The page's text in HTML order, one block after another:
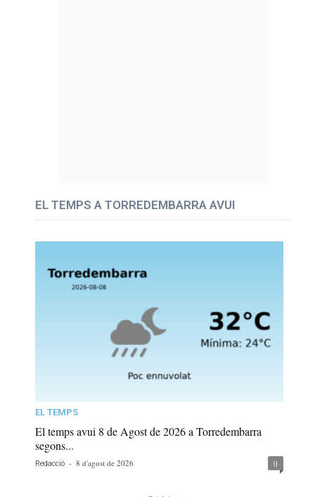
EL TEMPS A TORREDEMBARRA AVUI
EL TEMPS
El temps avui 8 de Agost de 2026 a Torredembarra
segons...
Redacció - 8 d'agost de 2026 0